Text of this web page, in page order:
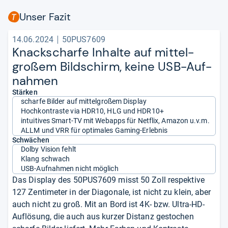
Unser Fazit
14.06.2024 50PUS7609
Knack­scharfe Inhalte auf mit­tel­
großem Bild­schirm, keine USB-​Auf­
nah­men
Stärken
scharfe Bilder auf mittelgroßem Display
Hochkontraste via HDR10, HLG und HDR10+
intuitives Smart-TV mit Webapps für Netflix, Amazon u.v.m.
ALLM und VRR für optimales Gaming-Erlebnis
Schwächen
Dolby Vision fehlt
Klang schwach
USB-Aufnahmen nicht möglich
Das Display des 50PUS7609 misst 50 Zoll respektive
127 Zentimeter in der Diagonale, ist nicht zu klein, aber
auch nicht zu groß. Mit an Bord ist 4K- bzw. Ultra-HD-
Auflösung, die auch aus kurzer Distanz gestochen